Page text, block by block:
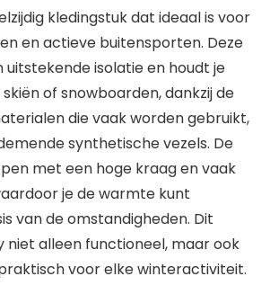
kledingstuk dat ideaal is voor
en actieve buitensporten. Deze
uitstekende isolatie en houdt je
of snowboarden, dankzij de
die vaak worden gebruikt,
synthetische vezels. De
met een hoge kraag en vaak
je de warmte kunt
van de omstandigheden. Dit
niet alleen functioneel, maar ook
voor elke winteractiviteit.